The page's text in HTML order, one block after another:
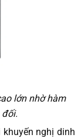
lớn nhờ hàm
nghị dinh